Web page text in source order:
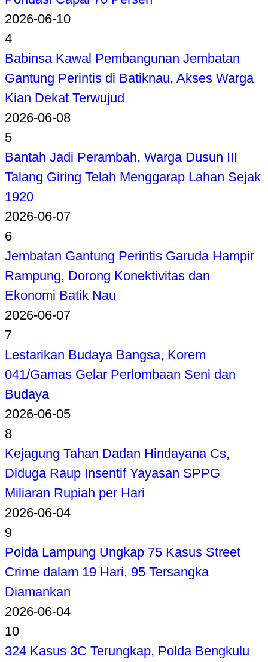
2026-06-10
4
Babinsa Kawal Pembangunan Jembatan
Gantung Perintis di Batiknau, Akses Warga
Kian Dekat Terwujud
2026-06-08
5
Bantah Jadi Perambah, Warga Dusun III
Talang Giring Telah Menggarap Lahan Sejak
1920
2026-06-07
6
Jembatan Gantung Perintis Garuda Hampir
Rampung, Dorong Konektivitas dan
Ekonomi Batik Nau
2026-06-07
7
Lestarikan Budaya Bangsa, Korem
041/Gamas Gelar Perlombaan Seni dan
Budaya
2026-06-05
8
Kejagung Tahan Dadan Hindayana Cs,
Diduga Raup Insentif Yayasan SPPG
Miliaran Rupiah per Hari
2026-06-04
9
Polda Lampung Ungkap 75 Kasus Street
Crime dalam 19 Hari, 95 Tersangka
Diamankan
2026-06-04
10
324 Kasus 3C Terungkap, Polda Bengkulu